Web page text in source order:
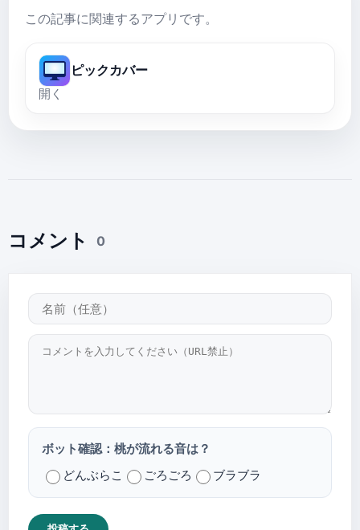
この記事に関連するアプリです。
ピックカバー
開く
コメント 0
ボット確認：桃が流れる音は？
どんぶらこ
ごろごろ ブラブラ